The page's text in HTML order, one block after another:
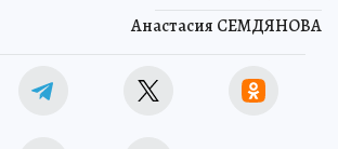
Анастасия СЕМДЯНОВА